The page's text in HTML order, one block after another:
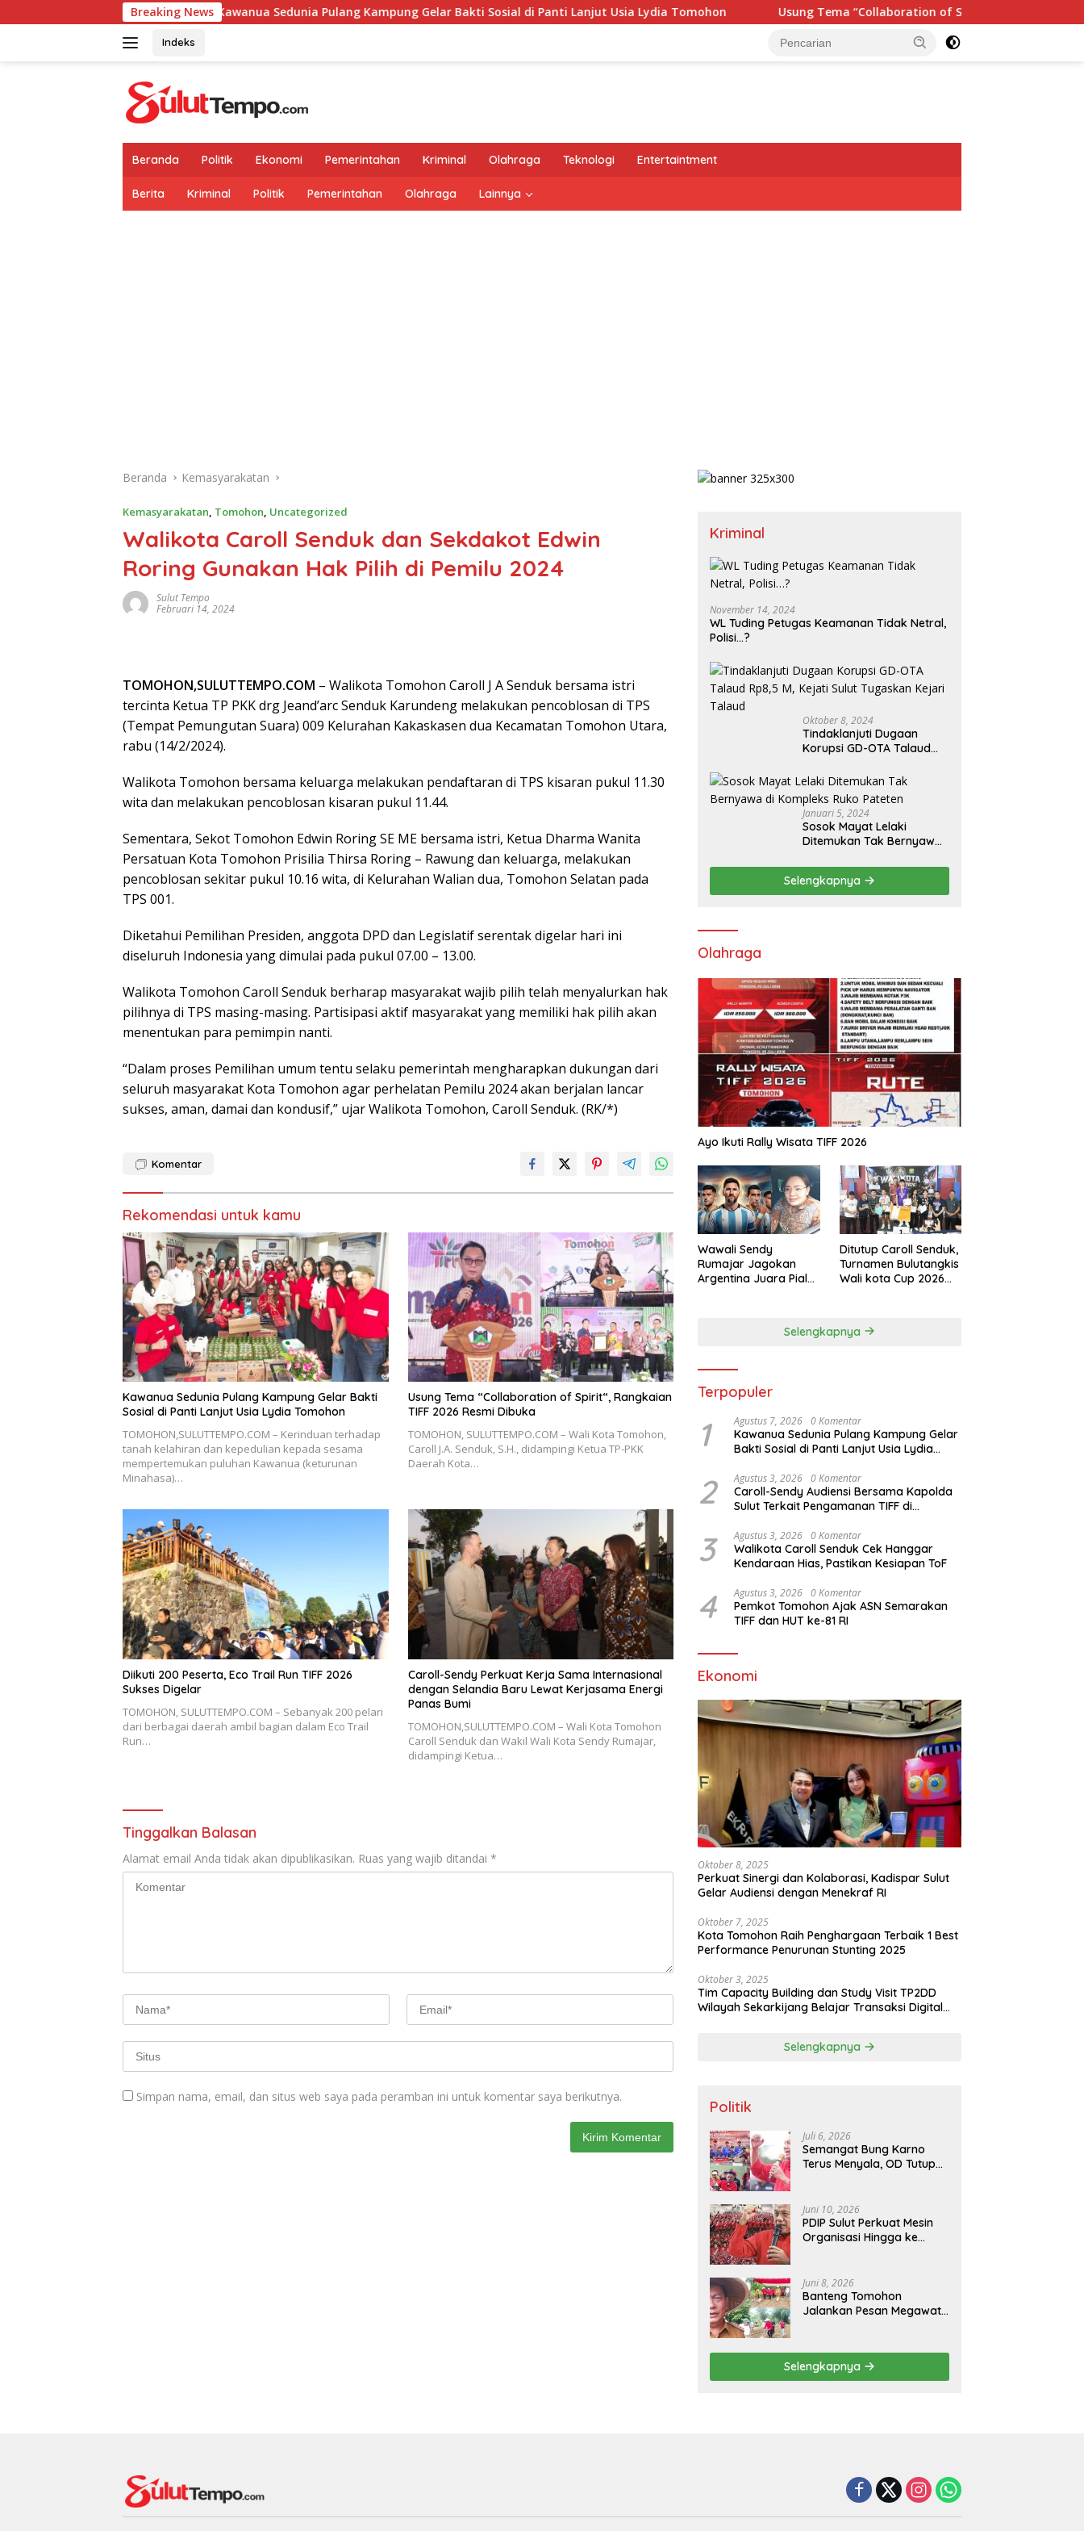
ke
Breaking News
Kawanua Sedunia Pulang Kampung Gelar Bakti Sosial di Panti Lanjut Usia Lydia Tomohon Usung Tema “Collaboration of Spirit“, Rangkaian TIFF 2026
Indeks
Beranda Politik Ekonomi Pemerintahan Kriminal Olahraga Teknologi Entertaintment
Berita Kriminal Politik Pemerintahan Olahraga Lainnya
Beranda Kemasyarakatan
Kemasyarakatan, Tomohon, Uncategorized
Walikota Caroll Senduk dan Sekdakot Edwin
Roring Gunakan Hak Pilih di Pemilu 2024
Sulut Tempo
Februari 14, 2024
TOMOHON,SULUTTEMPO.COM – Walikota Tomohon Caroll J A Senduk bersama istri
tercinta Ketua TP PKK drg Jeand’arc Senduk Karundeng melakukan pencoblosan di TPS
(Tempat Pemungutan Suara) 009 Kelurahan Kakaskasen dua Kecamatan Tomohon Utara,
rabu (14/2/2024).
Walikota Tomohon bersama keluarga melakukan pendaftaran di TPS kisaran pukul 11.30
wita dan melakukan pencoblosan kisaran pukul 11.44.
Sementara, Sekot Tomohon Edwin Roring SE ME bersama istri, Ketua Dharma Wanita
Persatuan Kota Tomohon Prisilia Thirsa Roring – Rawung dan keluarga, melakukan
pencoblosan sekitar pukul 10.16 wita, di Kelurahan Walian dua, Tomohon Selatan pada
TPS 001.
Diketahui Pemilihan Presiden, anggota DPD dan Legislatif serentak digelar hari ini
diseluruh Indonesia yang dimulai pada pukul 07.00 – 13.00.
Walikota Tomohon Caroll Senduk berharap masyarakat wajib pilih telah menyalurkan hak
pilihnya di TPS masing-masing. Partisipasi aktif masyarakat yang memiliki hak pilih akan
menentukan para pemimpin nanti.
“Dalam proses Pemilihan umum tentu selaku pemerintah mengharapkan dukungan dari
seluruh masyarakat Kota Tomohon agar perhelatan Pemilu 2024 akan berjalan lancar
sukses, aman, damai dan kondusif,” ujar Walikota Tomohon, Caroll Senduk. (RK/*)
Komentar
Rekomendasi untuk kamu
Kawanua Sedunia Pulang Kampung Gelar Bakti
Sosial di Panti Lanjut Usia Lydia Tomohon
TOMOHON,SULUTTEMPO.COM – Kerinduan terhadap
tanah kelahiran dan kepedulian kepada sesama
mempertemukan puluhan Kawanua (keturunan
Minahasa)…
Usung Tema “Collaboration of Spirit“, Rangkaian
TIFF 2026 Resmi Dibuka
TOMOHON, SULUTTEMPO.COM – Wali Kota Tomohon,
Caroll J.A. Senduk, S.H., didampingi Ketua TP-PKK
Daerah Kota…
Diikuti 200 Peserta, Eco Trail Run TIFF 2026
Sukses Digelar
TOMOHON, SULUTTEMPO.COM – Sebanyak 200 pelari
dari berbagai daerah ambil bagian dalam Eco Trail
Run…
Caroll-Sendy Perkuat Kerja Sama Internasional
dengan Selandia Baru Lewat Kerjasama Energi
Panas Bumi
TOMOHON,SULUTTEMPO.COM – Wali Kota Tomohon
Caroll Senduk dan Wakil Wali Kota Sendy Rumajar,
didampingi Ketua…
Tinggalkan Balasan
Alamat email Anda tidak akan dipublikasikan. Ruas yang wajib ditandai *
Simpan nama, email, dan situs web saya pada peramban ini untuk komentar saya berikutnya.
Kriminal
November 14, 2024
WL Tuding Petugas Keamanan Tidak Netral,
Polisi…?
Oktober 8, 2024
Tindaklanjuti Dugaan
Korupsi GD-OTA Talaud
Tugaskan Kejari Talaud
Januari 5, 2024
Sosok Mayat Lelaki
Ditemukan Tak Bernyawa
Selengkapnya
Olahraga
Ayo Ikuti Rally Wisata TIFF 2026
Wawali Sendy
Rumajar Jagokan
Argentina Juara Piala
Ditutup Caroll Senduk,
Turnamen Bulutangkis
Wali kota Cup 2026
Selengkapnya
Terpopuler
1 Agustus 7, 2026 0 Komentar
Kawanua Sedunia Pulang Kampung Gelar
Bakti Sosial di Panti Lanjut Usia Lydia
2 Agustus 3, 2026 0 Komentar
Caroll-Sendy Audiensi Bersama Kapolda
Sulut Terkait Pengamanan TIFF di
3 Agustus 3, 2026 0 Komentar
Walikota Caroll Senduk Cek Hanggar
Kendaraan Hias, Pastikan Kesiapan ToF
4 Agustus 3, 2026 0 Komentar
Pemkot Tomohon Ajak ASN Semarakan
TIFF dan HUT ke-81 RI
Ekonomi
Oktober 8, 2025
Perkuat Sinergi dan Kolaborasi, Kadispar Sulut
Gelar Audiensi dengan Menekraf RI
Oktober 7, 2025
Kota Tomohon Raih Penghargaan Terbaik 1 Best
Performance Penurunan Stunting 2025
Oktober 3, 2025
Tim Capacity Building dan Study Visit TP2DD
Wilayah Sekarkijang Belajar Transaksi Digital
Selengkapnya
Politik
Juli 6, 2026
Semangat Bung Karno
Terus Menyala, OD Tutup
Juni 10, 2026
PDIP Sulut Perkuat Mesin
Organisasi Hingga ke
Juni 8, 2026
Banteng Tomohon
Jalankan Pesan Megawati
Pangan
Selengkapnya